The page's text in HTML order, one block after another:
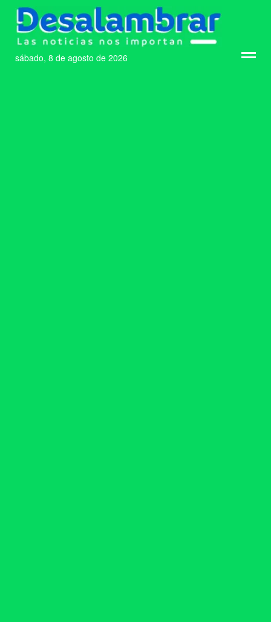
sábado, 8 de agosto de 2026